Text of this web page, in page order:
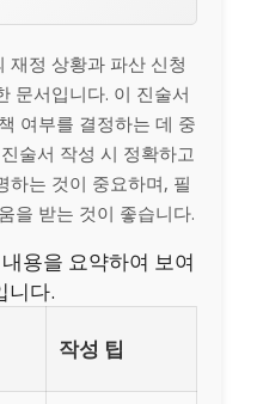
재정 상황과 파산 신청
문서입니다. 이 진술서
여부를 결정하는 데 중
술서 작성 시 정확하고
하는 것이 중요하며, 필
을 받는 것이 좋습니다.
용을 요약하여 보여
니다.
작성 팁